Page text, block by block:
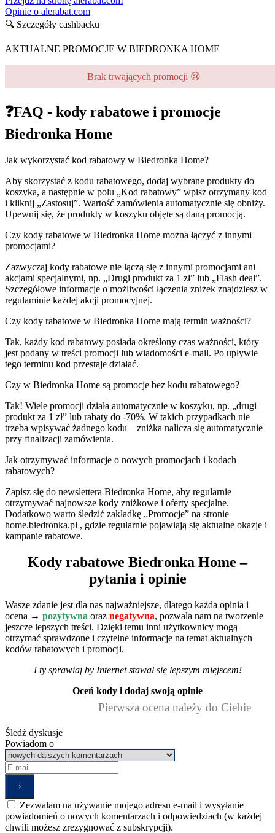
Opinie o alerabat.com
🔍 Szczegóły cashbacku
AKTUALNE PROMOCJE W BIEDRONKA HOME
Brak trwających promocji 😢
❓FAQ - kody rabatowe i promocje
Biedronka Home
Jak wykorzystać kod rabatowy w Biedronka Home?
Aby skorzystać z kodu rabatowego, dodaj wybrane produkty do
koszyka, a następnie w polu „Kod rabatowy” wpisz otrzymany kod
i kliknij „Zastosuj”. Wartość zamówienia automatycznie się obniży.
Upewnij się, że produkty w koszyku objęte są daną promocją.
Czy kody rabatowe w Biedronka Home można łączyć z innymi
promocjami?
Zazwyczaj kody rabatowe nie łączą się z innymi promocjami ani
akcjami specjalnymi, np. „Drugi produkt za 1 zł” lub „Flash deal”.
Szczegółowe informacje o możliwości łączenia zniżek znajdziesz w
regulaminie każdej akcji promocyjnej.
Czy kody rabatowe w Biedronka Home mają termin ważności?
Tak, każdy kod rabatowy posiada określony czas ważności, który
jest podany w treści promocji lub wiadomości e-mail. Po upływie
tego terminu kod przestaje działać.
Czy w Biedronka Home są promocje bez kodu rabatowego?
Tak! Wiele promocji działa automatycznie w koszyku, np. „drugi
produkt za 1 zł” lub rabaty do -70%. W takich przypadkach nie
trzeba wpisywać żadnego kodu – zniżka nalicza się automatycznie
przy finalizacji zamówienia.
Jak otrzymywać informacje o nowych promocjach i kodach
rabatowych?
Zapisz się do newslettera Biedronka Home, aby regularnie
otrzymywać najnowsze kody zniżkowe i oferty specjalne.
Dodatkowo warto śledzić zakładkę „Promocje” na stronie
home.biedronka.pl , gdzie regularnie pojawiają się aktualne okazje i
kampanie rabatowe.
Kody rabatowe Biedronka Home –
pytania i opinie
Wasze zdanie jest dla nas najważniejsze, dlatego każda opinia i
ocena → pozytywna oraz negatywna, pozwala nam na tworzenie
jeszcze lepszych treści. Dzięki temu inni użytkownicy mogą
otrzymać sprawdzone i czytelne informacje na temat aktualnych
kodów rabatowych i promocji.
I ty sprawiaj by Internet stawał się lepszym miejscem!
Oceń kody i dodaj swoją opinie
Pierwsza ocena należy do Ciebie
Śledź dyskusje
Powiadom o
Zezwalam na używanie mojego adresu e-mail i wysyłanie
powiadomień o nowych komentarzach i odpowiedziach (w każdej
chwili możesz zrezygnować z subskrypcji).